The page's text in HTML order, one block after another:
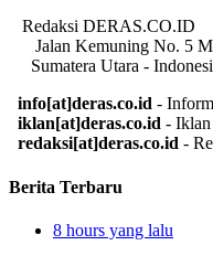
Redaksi DERAS.CO.ID
Jalan Kemuning No. 5
Sumatera Utara -
info[at]deras.co.id -
iklan[at]deras.co.id - Iklan
redaksi[at]deras.co.id -
Berita Terbaru
8 hours yang lalu